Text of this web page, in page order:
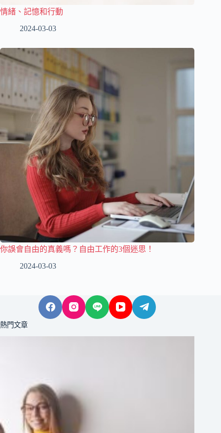
情緒、記憶和行動
2024-03-03
你誤會自由的真義嗎？自由工作的3個迷思！
2024-03-03
熱門文章